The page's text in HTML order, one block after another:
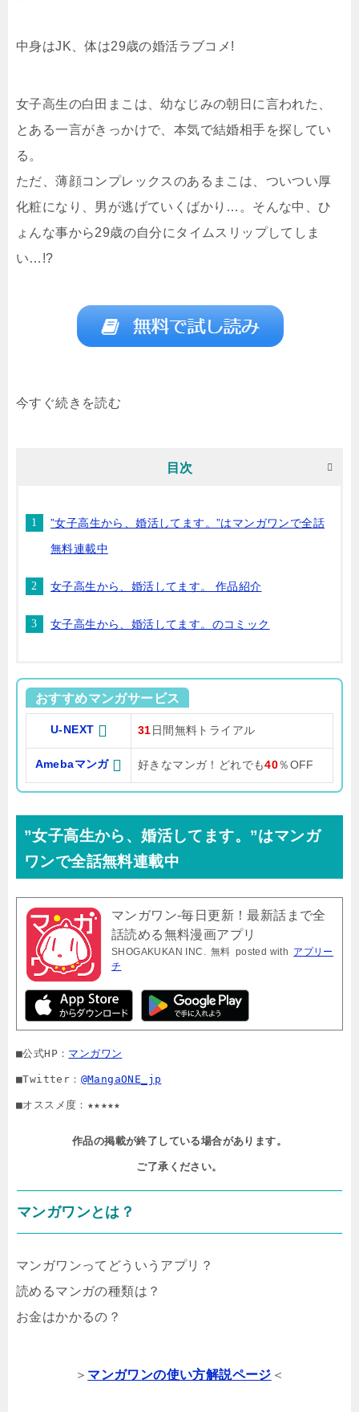
中身はJK、体は29歳の婚活ラブコメ!
女子高生の白田まこは、幼なじみの朝日に言われた、
とある一言がきっかけで、本気で結婚相手を探してい
る。
ただ、薄顔コンプレックスのあるまこは、ついつい厚
化粧になり、男が逃げていくばかり…。そんな中、ひ
ょんな事から29歳の自分にタイムスリップしてしま
い…!?
今すぐ続きを読む
目次
”女子高生から、婚活してます。”はマンガワンで全話
無料連載中
女子高生から、婚活してます。 作品紹介
女子高生から、婚活してます。のコミック
おすすめマンガサービス
U-NEXT 31 日間無料トライアル
Amebaマンガ 好きなマンガ！どれでも40％OFF
”女子高生から、婚活してます。”はマンガ
ワンで全話無料連載中
マンガワン-毎日更新！最新話まで全
話読める無料漫画アプリ
SHOGAKUKAN INC. 無料 posted with アプリー
チ
■公式HP： マンガワン
■Twitter： @MangaONE_jp
■オススメ度：★★★★★
作品の掲載が終了している場合があります。
ご了承ください。
マンガワンとは？
マンガワンってどういうアプリ？
読めるマンガの種類は？
お金はかかるの？
＞ マンガワンの使い方解説ページ ＜